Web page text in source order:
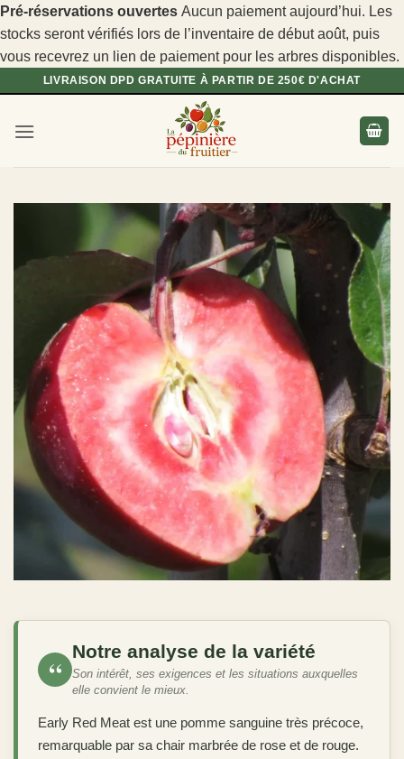
Pré-réservations ouvertes Aucun paiement aujourd’hui. Les
stocks seront vérifiés lors de l’inventaire de début août, puis
vous recevrez un lien de paiement pour les arbres disponibles.
Passer
contenu
LIVRAISON DPD GRATUITE À PARTIR DE 250€ D'ACHAT
“
Notre analyse de la variété
Son intérêt, ses exigences et les situations auxquelles
elle convient le mieux.
Early Red Meat est une pomme sanguine très précoce,
remarquable par sa chair marbrée de rose et de rouge.